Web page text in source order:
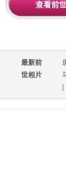
最新前
世相片
|